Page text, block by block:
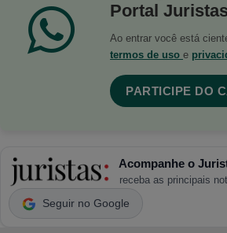
Portal
Ao entrar você está
termos de uso e
PARTICIPE DO
Acompanhe o
receba as principais
Seguir no Google